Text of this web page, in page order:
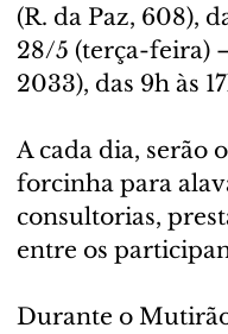
(R. da Paz, 608),
28/5 (terça-feira)
2033), das 9h às
A cada dia, serão
forcinha para
consultorias,
entre os
Durante o